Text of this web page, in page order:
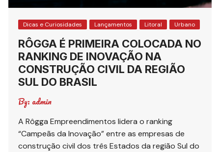
Dicas e Curiosidades Lançamentos Litoral Urbano
RÔGGA É PRIMEIRA COLOCADA NO
RANKING DE INOVAÇÃO NA
CONSTRUÇÃO CIVIL DA REGIÃO
SUL DO BRASIL
By: admin
A Rôgga Empreendimentos lidera o ranking
“Campeãs da Inovação” entre as empresas de
construção civil dos três Estados da região Sul do